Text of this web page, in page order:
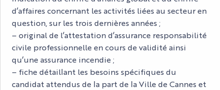
d’affaires concernant les activités liées au secteur en
question, sur les trois dernières années ;
– original de l’attestation d’assurance responsabilité
civile professionnelle en cours de validité ainsi
qu’une assurance incendie ;
– fiche détaillant les besoins spécifiques du
candidat attendus de la part de la Ville de Cannes et